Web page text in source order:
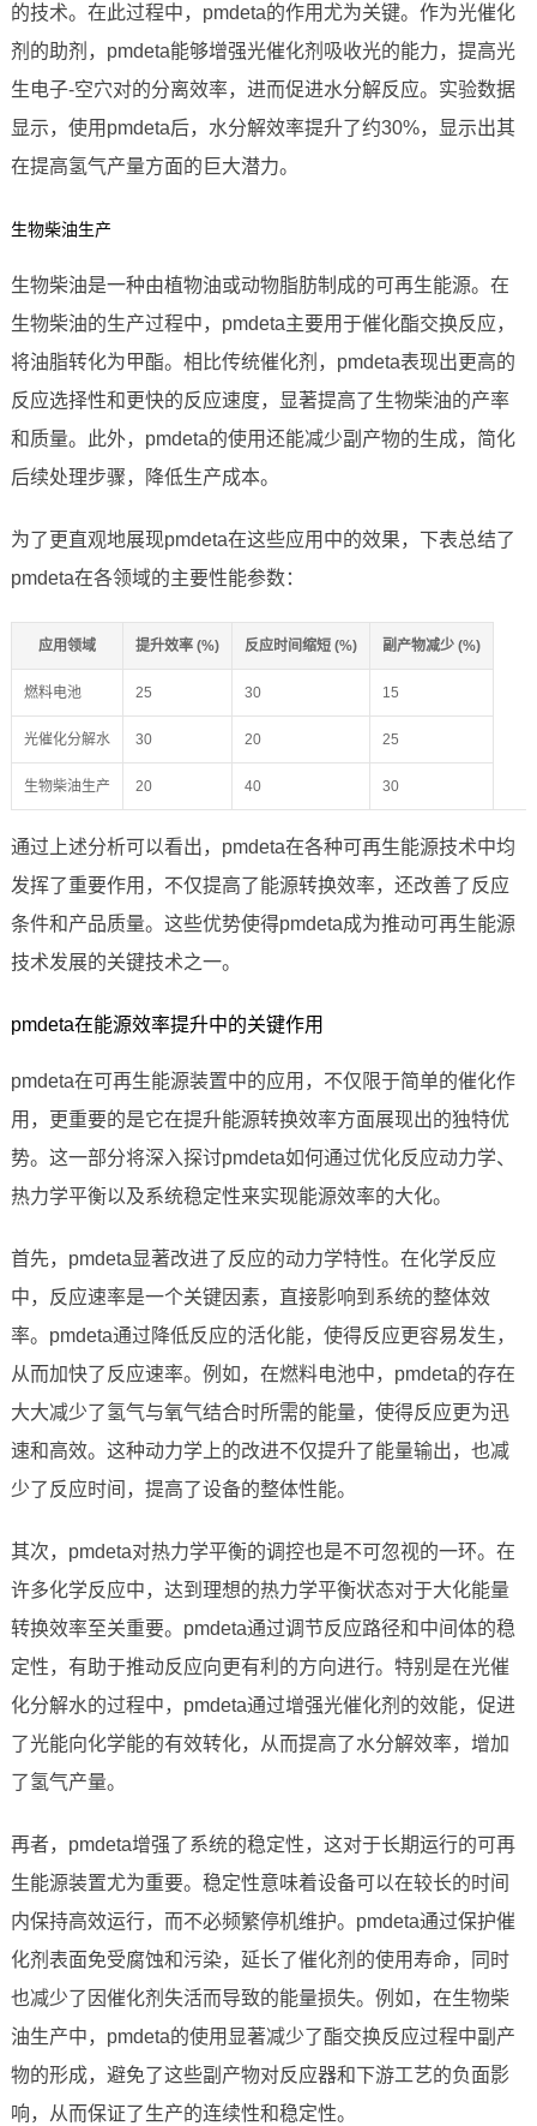
的技术。在此过程中，pmdeta的作用尤为关键。作为光催化
剂的助剂，pmdeta能够增强光催化剂吸收光的能力，提高光
生电子-空穴对的分离效率，进而促进水分解反应。实验数据
显示，使用pmdeta后，水分解效率提升了约30%，显示出其
在提高氢气产量方面的巨大潜力。
生物柴油生产
生物柴油是一种由植物油或动物脂肪制成的可再生能源。在
生物柴油的生产过程中，pmdeta主要用于催化酯交换反应，
将油脂转化为甲酯。相比传统催化剂，pmdeta表现出更高的
反应选择性和更快的反应速度，显著提高了生物柴油的产率
和质量。此外，pmdeta的使用还能减少副产物的生成，简化
后续处理步骤，降低生产成本。
为了更直观地展现pmdeta在这些应用中的效果，下表总结了
pmdeta在各领域的主要性能参数：
应用领域 提升效率 (%) 反应时间缩短 (%) 副产物减少 (%)
燃料电池 25 30 15
光催化分解水 30 20 25
生物柴油生产 20 40 30
通过上述分析可以看出，pmdeta在各种可再生能源技术中均
发挥了重要作用，不仅提高了能源转换效率，还改善了反应
条件和产品质量。这些优势使得pmdeta成为推动可再生能源
技术发展的关键技术之一。
pmdeta在能源效率提升中的关键作用
pmdeta在可再生能源装置中的应用，不仅限于简单的催化作
用，更重要的是它在提升能源转换效率方面展现出的独特优
势。这一部分将深入探讨pmdeta如何通过优化反应动力学、
热力学平衡以及系统稳定性来实现能源效率的大化。
首先，pmdeta显著改进了反应的动力学特性。在化学反应
中，反应速率是一个关键因素，直接影响到系统的整体效
率。pmdeta通过降低反应的活化能，使得反应更容易发生，
从而加快了反应速率。例如，在燃料电池中，pmdeta的存在
大大减少了氢气与氧气结合时所需的能量，使得反应更为迅
速和高效。这种动力学上的改进不仅提升了能量输出，也减
少了反应时间，提高了设备的整体性能。
其次，pmdeta对热力学平衡的调控也是不可忽视的一环。在
许多化学反应中，达到理想的热力学平衡状态对于大化能量
转换效率至关重要。pmdeta通过调节反应路径和中间体的稳
定性，有助于推动反应向更有利的方向进行。特别是在光催
化分解水的过程中，pmdeta通过增强光催化剂的效能，促进
了光能向化学能的有效转化，从而提高了水分解效率，增加
了氢气产量。
再者，pmdeta增强了系统的稳定性，这对于长期运行的可再
生能源装置尤为重要。稳定性意味着设备可以在较长的时间
内保持高效运行，而不必频繁停机维护。pmdeta通过保护催
化剂表面免受腐蚀和污染，延长了催化剂的使用寿命，同时
也减少了因催化剂失活而导致的能量损失。例如，在生物柴
油生产中，pmdeta的使用显著减少了酯交换反应过程中副产
物的形成，避免了这些副产物对反应器和下游工艺的负面影
响，从而保证了生产的连续性和稳定性。